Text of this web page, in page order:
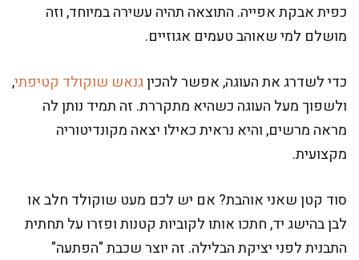
כפית אבקת אפייה. התוצאה תהיה עשירה במיוחד, וזה
מושלם למי שאוהב טעמים אגוזיים.
כדי לשדרג את העוגה, אפשר להכיןגנאש שוקולד קטיפתי,
ולשפוך מעל העוגה כשהיא מתקררת. זה תמיד נותן לה
מראה מרשים, והיא נראית כאילו יצאה מקונדיטוריה
מקצועית.
סוד קטן שאני אוהבת? אם יש לכם מעט שוקולד חלב או
לבן בהישג יד, חתכו אותו לקוביות קטנות ופזרו על תחתית
התבנית לפני יציקת הבלילה. זה יוצר שכבת "הפתעה"